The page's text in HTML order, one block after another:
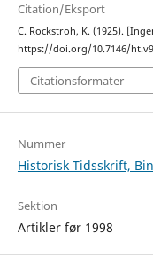
Citation/Eksport
C. Rockstroh, K. (1925).
https://doi.org/10.7146/
Citationsformater
Nummer
Historisk Tidsskrift,
Sektion
Artikler før 1998